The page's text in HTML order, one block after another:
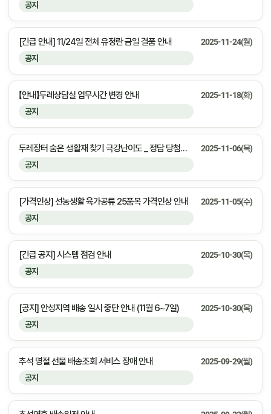
공지
공지
[긴급 안내] 11/24일 전체 유정란 금일 결품 안내 2025-11-24(월)
공지
【안내】두레상담실 업무시간 변경 안내 2025-11-18(화)
공지
두레장터 숨은 생활재 찾기 극강난이도 _ 정답 당첨자 안내 2025-11-06(목)
공지
[가격인상] 선농생활 육가공류 25품목 가격인상 안내 2025-11-05(수)
공지
[긴급 공지] 시스템 점검 안내 2025-10-30(목)
공지
[공지] 안성지역 배송 일시 중단 안내 (11월 6~7일) 2025-10-30(목)
공지
추석 명절 선물 배송조회 서비스 장애 안내 2025-09-29(월)